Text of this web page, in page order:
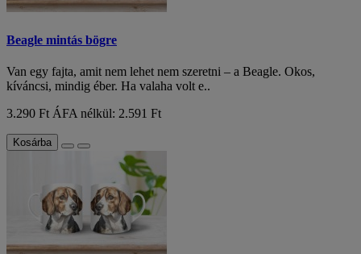
Beagle mintás bögre
Van egy fajta, amit nem lehet nem szeretni – a Beagle. Okos,
kíváncsi, mindig éber. Ha valaha volt e..
3.290 Ft ÁFA nélkül: 2.591 Ft
Kosárba